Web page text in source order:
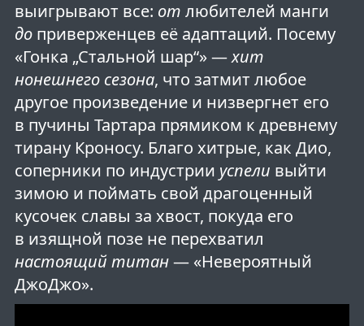
выигрывают все: от любителей манги
доприверженцев её адаптаций. Посему
«Гонка „Стальной шар“» —хит
нонешнего сезона, что затмит любое
другое произведение и низвергнет его
в пучины Тартара прямиком к древнему
тирану Кроносу. Благо хитрые, как Дио,
соперники по индустрии успели выйти
зимою и поймать свой драгоценный
кусочек славы за хвост, покуда его
в изящной позе не перехватил
настоящий титан— «Невероятный
ДжоДжо».